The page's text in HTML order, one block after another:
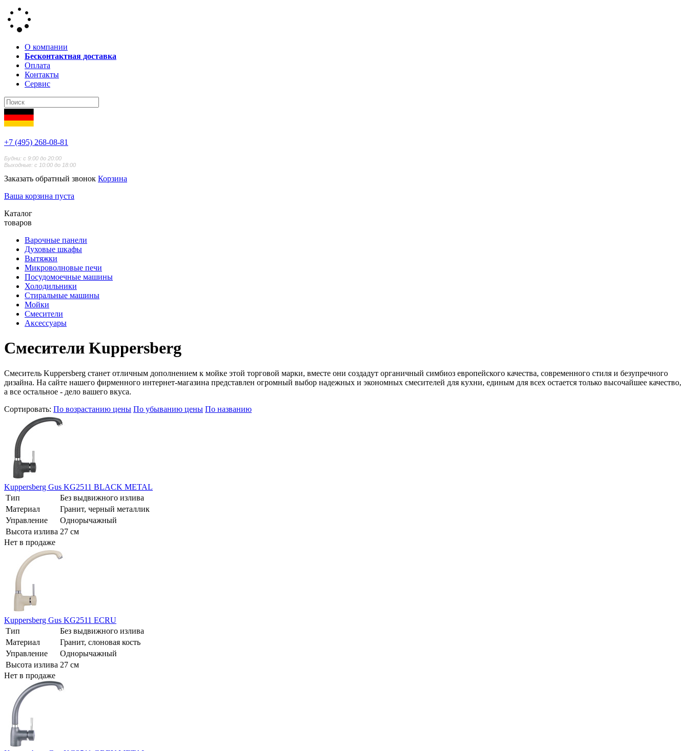
О компании
Бесконтактная доставка
Оплата
Контакты
Сервис
+7 (495) 268-08-81
Будни: с 9:00 до 20:00
Выходные: с 10:00 до 18:00
Заказать обратный звонок Корзина
Ваша корзина пуста
Каталог
товаров
Варочные панели
Духовые шкафы
Вытяжки
Микроволновые печи
Посудомоечные машины
Холодильники
Стиральные машины
Мойки
Смесители
Аксессуары
Смесители Kuppersberg
Смеситель Kuppersberg станет отличным дополнением к мойке этой торговой марки, вместе они создадут органичный симбиоз европейского качества, современного стиля и безупречного
дизайна. На сайте нашего фирменного интернет-магазина представлен огромный выбор надежных и экономных смесителей для кухни, единым для всех остается только высочайшее качество,
а все остальное - дело вашего вкуса.
Сортировать: По возрастанию цены По убыванию цены По названию
Kuppersberg Gus KG2511 BLACK METAL
Тип
Без выдвижного излива
Материал
Гранит, черный металлик
Управление
Однорычажный
Высота излива 27 см
Нет в продаже
Kuppersberg Gus KG2511 ECRU
Тип
Без выдвижного излива
Материал
Гранит, слоновая кость
Управление
Однорычажный
Высота излива 27 см
Нет в продаже